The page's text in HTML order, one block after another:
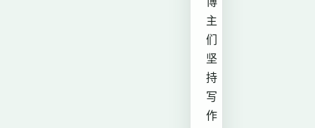
主
们
坚
持
写
作